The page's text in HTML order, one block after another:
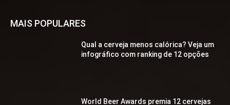
MAIS POPULARES
Qual a cerveja menos calórica? Veja um
infográfico com ranking de 12 opções
World Beer Awards premia 12 cervejas